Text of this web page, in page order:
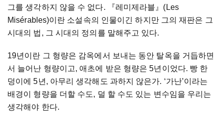
그를 생각하지 않을 수 없다. 『레미제라블』(Les
Misérables)이란 소설속의 인물이긴 하지만 그의 재판은 그
시대의 법, 그 시대의 정의를 말해주고 있다.
19년이란 그 형량은 감옥에서 보내는 동안 탈옥을 거듭하면
서 늘어난 형량이고, 애초에 받은 형량은 5년이었다. 빵 한
덩이에 5년, 아무리 생각해도 과하지 않은가. ‘가난’이라는
배경이 형량을 더할 수도, 덜 할 수도 있는 변수임을 우리는
생각해야 한다.